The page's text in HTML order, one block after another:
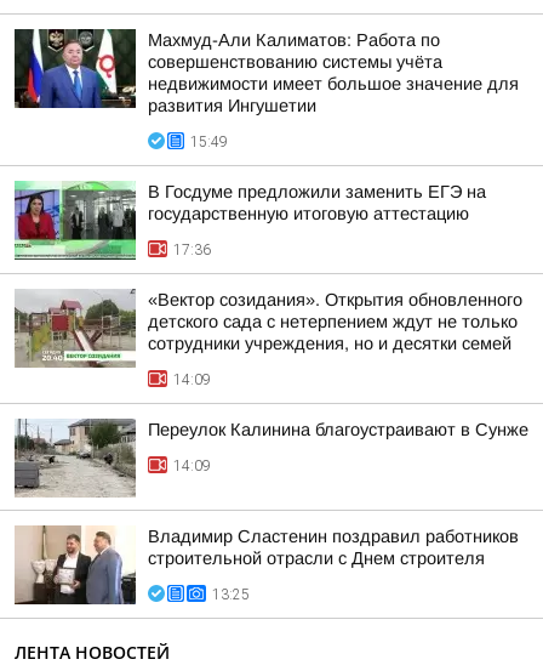
Махмуд-Али Калиматов: Работа по
совершенствованию системы учёта
недвижимости имеет большое значение для
развития Ингушетии
15:49
В Госдуме предложили заменить ЕГЭ на
государственную итоговую аттестацию
17:36
«Вектор созидания». Открытия обновленного
детского сада с нетерпением ждут не только
сотрудники учреждения, но и десятки семей
14:09
Переулок Калинина благоустраивают в Сунже
14:09
Владимир Сластенин поздравил работников
строительной отрасли с Днем строителя
13:25
ЛЕНТА НОВОСТЕЙ